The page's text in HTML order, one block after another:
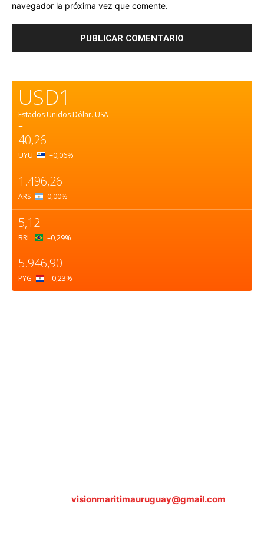
navegador la próxima vez que comente.
USD1
Estados Unidos Dólar. USA
=
40,26
UYU –0,06%
1.496,26
ARS 0,00%
5,12
BRL –0,29%
5.946,90
PYG –0,23%
visionmaritimauruguay@gmail.com